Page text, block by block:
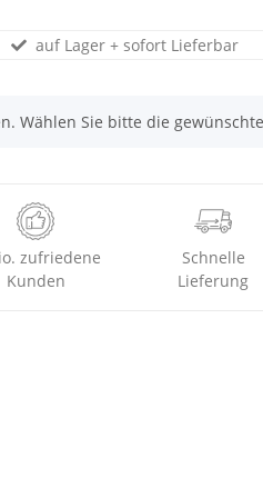
auf Lager + sofort Lieferbar
Wählen Sie bitte die
zufriedene
Kunden
Schnelle
Lieferung